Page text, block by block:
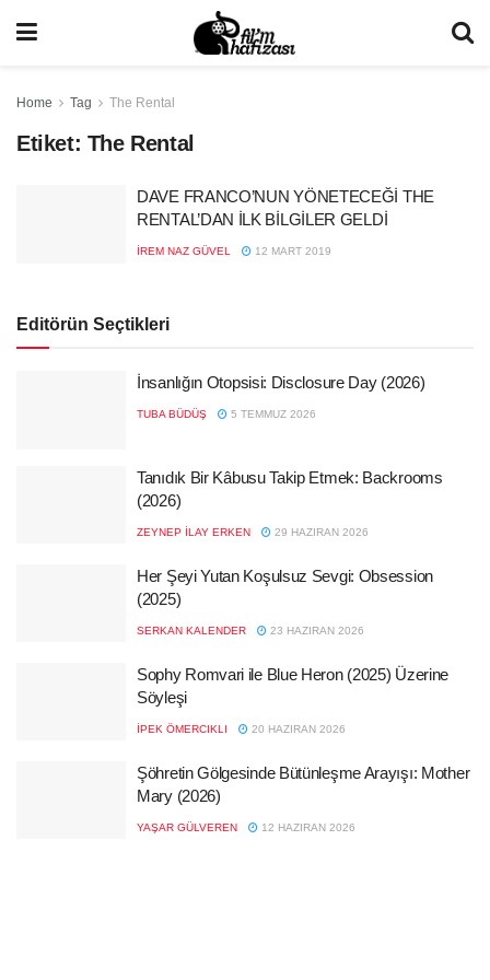
Home Tag The Rental
Etiket: The Rental
DAVE FRANCO’NUN YÖNETECEĞİ THE
RENTAL’DAN İLK BİLGİLER GELDİ
İREM NAZ GÜVEL 12 MART 2019
Editörün Seçtikleri
İnsanlığın Otopsisi: Disclosure Day (2026)
TUBA BÜDÜŞ 5 TEMMUZ 2026
Tanıdık Bir Kâbusu Takip Etmek: Backrooms
(2026)
ZEYNEP İLAY ERKEN 29 HAZIRAN 2026
Her Şeyi Yutan Koşulsuz Sevgi: Obsession
(2025)
SERKAN KALENDER 23 HAZIRAN 2026
Sophy Romvari ile Blue Heron (2025) Üzerine
Söyleşi
İPEK ÖMERCIKLI 20 HAZIRAN 2026
Şöhretin Gölgesinde Bütünleşme Arayışı: Mother
Mary (2026)
YAŞAR GÜLVEREN 12 HAZIRAN 2026